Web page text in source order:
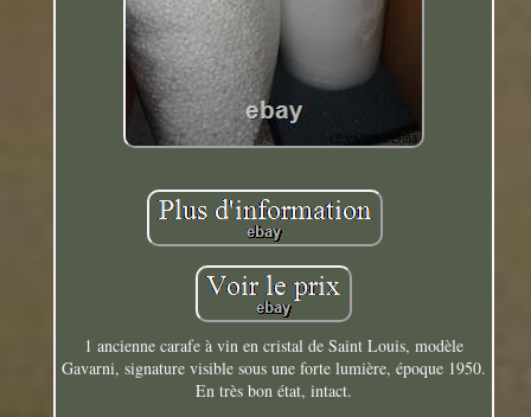
1 ancienne carafe à vin en cristal de Saint Louis, modèle
Gavarni, signature visible sous une forte lumière, époque 1950.
En très bon état, intact.